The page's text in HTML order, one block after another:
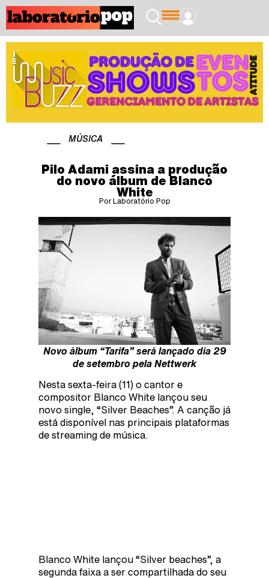
MÚSICA
Pilo Adami assina a produção
do novo álbum de Blanco
White
Por Laboratório Pop
Novo álbum “Tarifa” será lançado dia 29
de setembro pela Nettwerk
Nesta sexta-feira (11) o cantor e
compositor Blanco White lançou seu
novo single, “Silver Beaches”. A canção já
está disponível nas principais plataformas
de streaming de música.
Blanco White lançou “Silver beaches”, a
segunda faixa a ser compartilhada do seu